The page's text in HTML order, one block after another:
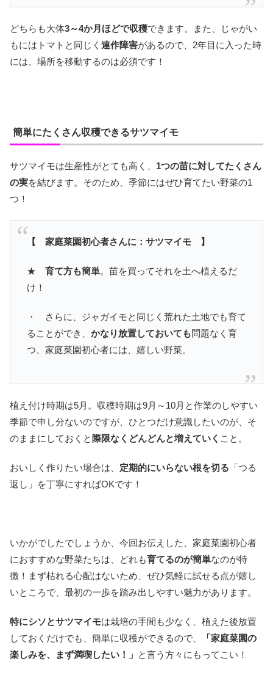
どちらも大体3～4か月ほどで収穫できます。また、じゃがい
もにはトマトと同じく 連作障害があるので、2年目に入った時
には、場所を移動するのは必須です！
簡単にたくさん収穫できるサツマイモ
サツマイモは生産性がとても高く、 1つの苗に対してたくさん
の実を結びます。そのため、季節にはぜひ育てたい野菜の1
つ！
【 家庭菜園初心者さんに：サツマイモ 】
★ 育て方も簡単。苗を買ってそれを土へ植えるだ
け！
・ さらに、ジャガイモと同じく荒れた土地でも育て
ることができ、 かなり放置しておいても問題なく育
つ、家庭菜園初心者には、嬉しい野菜。
植え付け時期は5月。収穫時期は9月～10月と作業のしやすい
季節で申し分ないのですが、ひとつだけ意識したいのが、そ
のままにしておくと 際限なくどんどんと増えていく こと。
おいしく作りたい場合は、 定期的にいらない根を切る 「つる
返し」を丁寧にすればOKです！
いかがでしたでしょうか、今回お伝えした、家庭菜園初心者
におすすめな野菜たちは、どれも育てるのが簡単なのが特
徴！まず枯れる心配はないため、ぜひ気軽に試せる点が嬉し
いところで、最初の一歩を踏み出しやすい魅力があります。
特にシソとサツマイモは栽培の手間も少なく、植えた後放置
しておくだけでも、簡単に収穫ができるので、
「家庭菜園の
楽しみを、まず満喫したい！」 と言う方々にもってこい！